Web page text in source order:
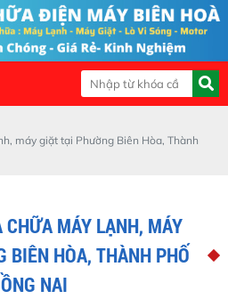
máy giặt tại Phường Biên Hòa, Thành
MÁY LẠNH, MÁY
BIÊN HÒA, THÀNH PHỐ
NAI